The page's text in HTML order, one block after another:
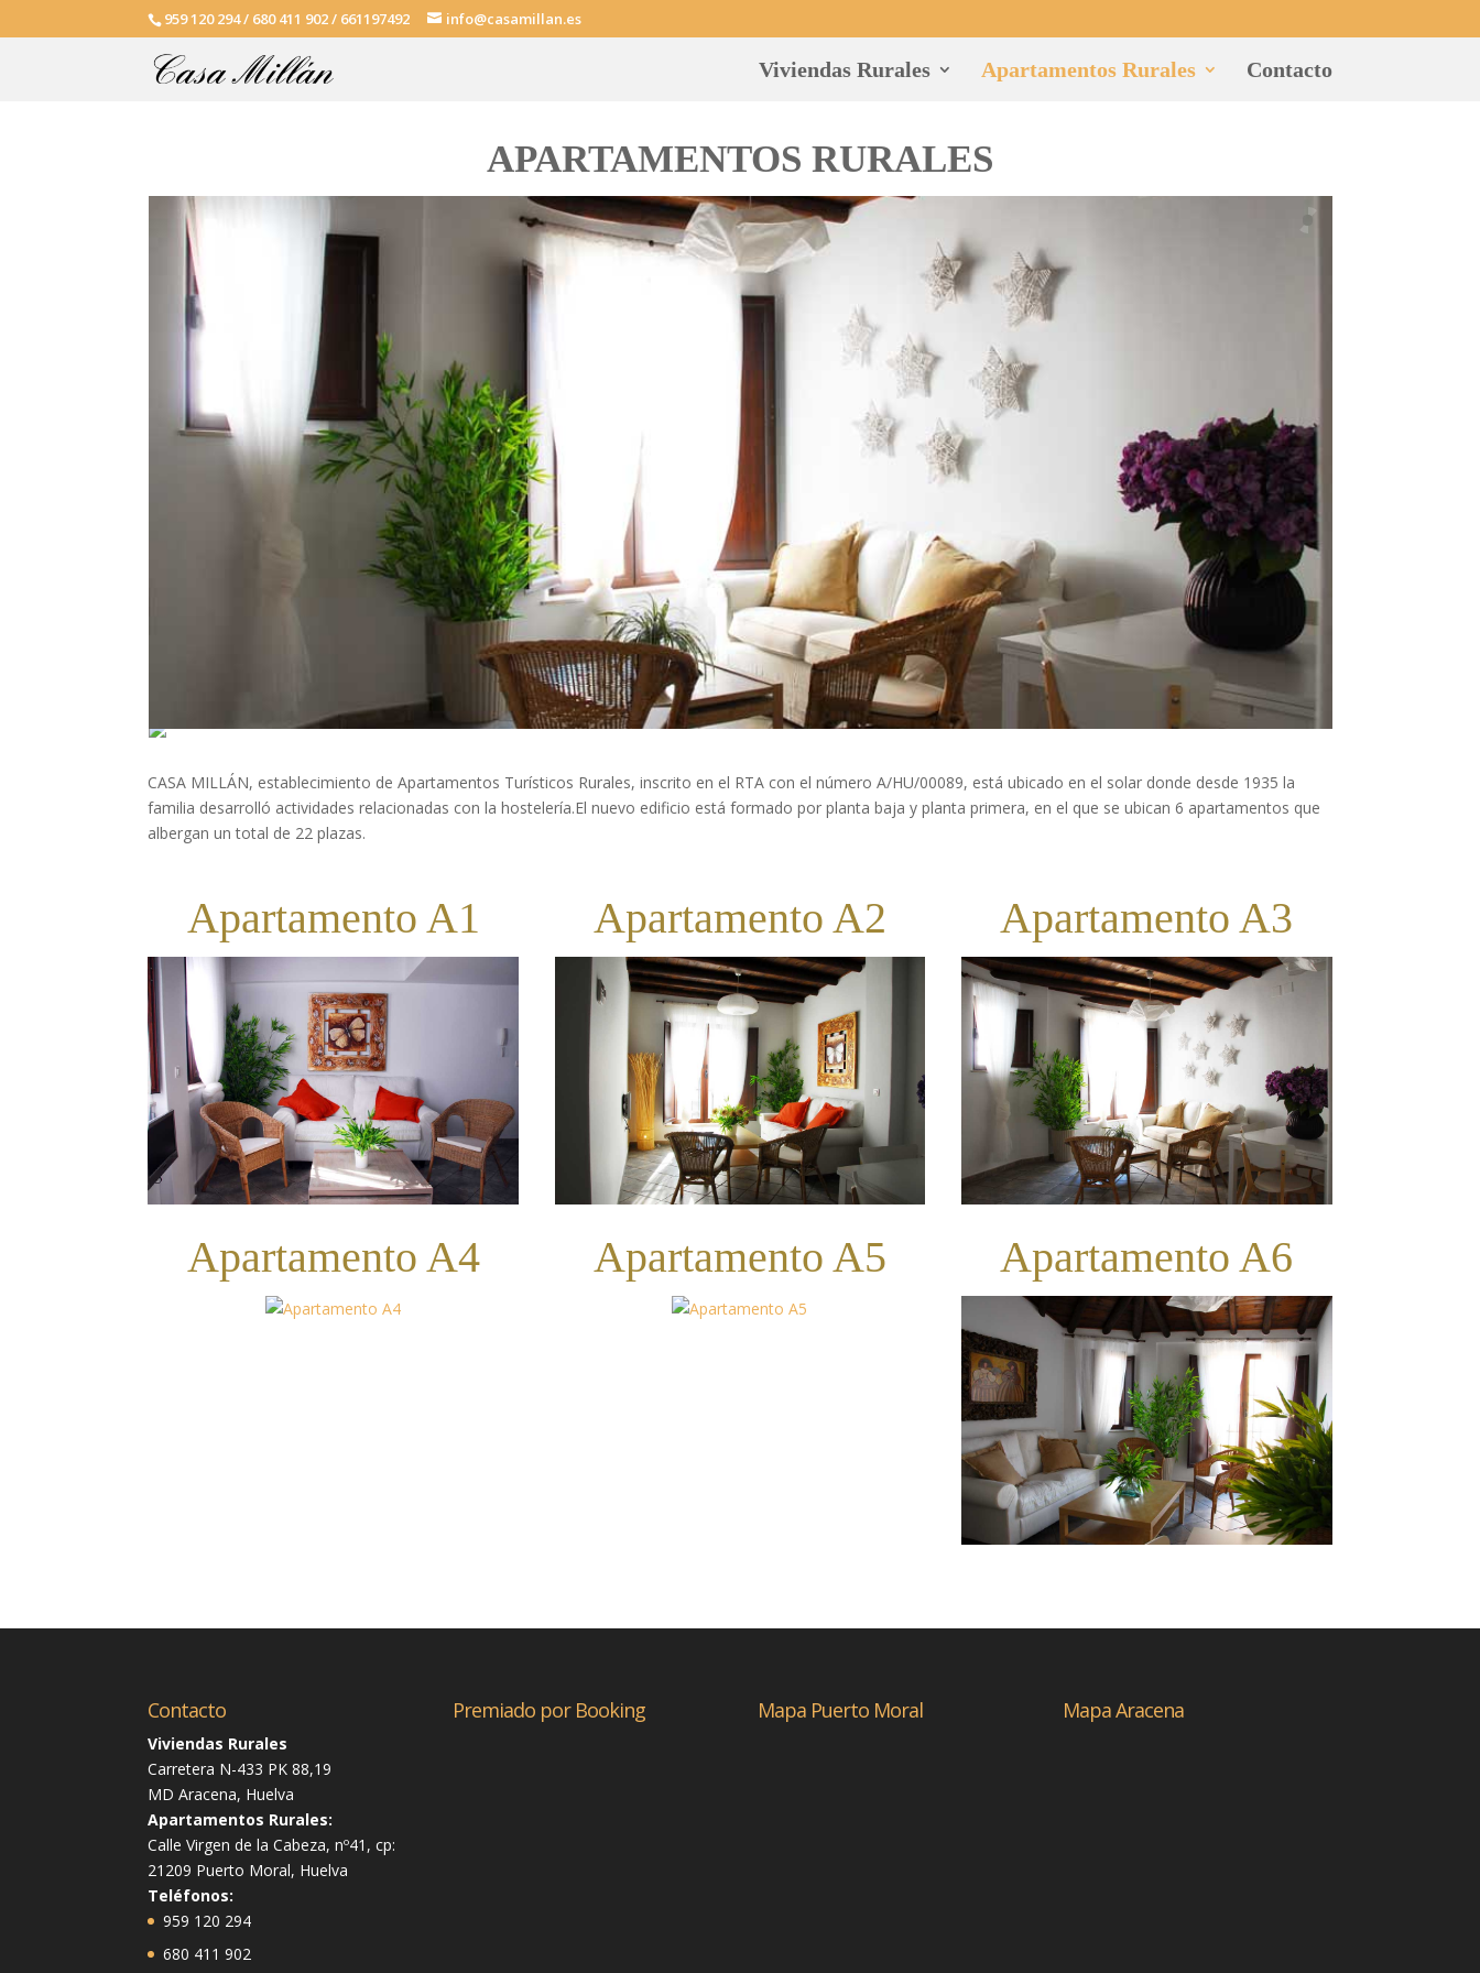
959 120 294 / 680 411 902 / 661197492 info@casamillan.es
Viviendas Rurales Apartamentos Rurales Contacto
APARTAMENTOS RURALES
CASA MILLÁN, establecimiento de Apartamentos Turísticos Rurales, inscrito en el RTA con el número A/HU/00089, está ubicado en el solar donde desde 1935 la
familia desarrolló actividades relacionadas con la hostelería.El nuevo edificio está formado por planta baja y planta primera, en el que se ubican 6 apartamentos que
albergan un total de 22 plazas.
Apartamento A1
Apartamento A4
Apartamento A2
Apartamento A5
Apartamento A3
Apartamento A6
Contacto
Viviendas Rurales
Carretera N-433 PK 88,19
MD Aracena, Huelva
Apartamentos Rurales:
Calle Virgen de la Cabeza, nº41, cp:
21209 Puerto Moral, Huelva
Teléfonos:
959 120 294
680 411 902
Premiado por Booking Mapa Puerto Moral Mapa Aracena